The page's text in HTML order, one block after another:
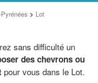
> Lot
sans difficulté un
des chevrons ou
pour vous dans le Lot.